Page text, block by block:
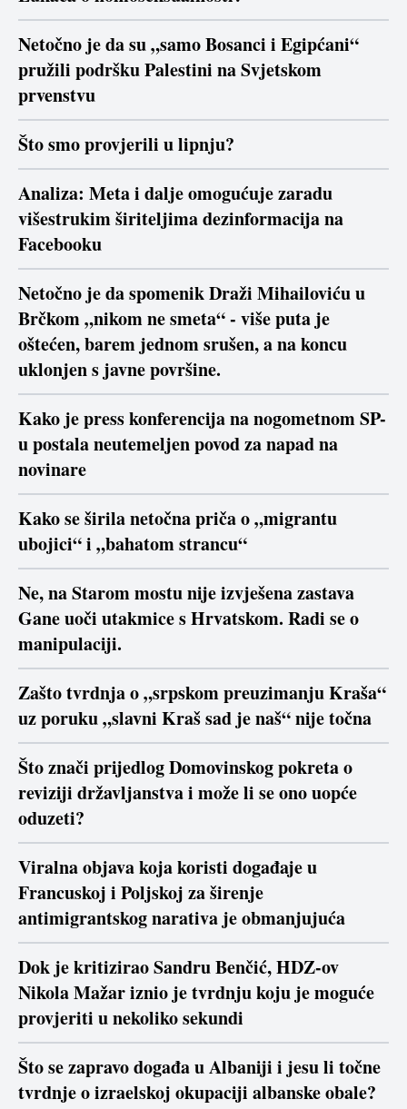
Netočno je da su „samo Bosanci i Egipćani“
pružili podršku Palestini na Svjetskom
prvenstvu
Što smo provjerili u lipnju?
Analiza: Meta i dalje omogućuje zaradu
višestrukim širiteljima dezinformacija na
Facebooku
Netočno je da spomenik Draži Mihailoviću u
Brčkom „nikom ne smeta“ - više puta je
oštećen, barem jednom srušen, a na koncu
uklonjen s javne površine.
Kako je press konferencija na nogometnom SP-
u postala neutemeljen povod za napad na
novinare
Kako se širila netočna priča o „migrantu
ubojici“ i „bahatom strancu“
Ne, na Starom mostu nije izvješena zastava
Gane uoči utakmice s Hrvatskom. Radi se o
manipulaciji.
Zašto tvrdnja o „srpskom preuzimanju Kraša“
uz poruku „slavni Kraš sad je naš“ nije točna
Što znači prijedlog Domovinskog pokreta o
reviziji državljanstva i može li se ono uopće
oduzeti?
Viralna objava koja koristi događaje u
Francuskoj i Poljskoj za širenje
antimigrantskog narativa je obmanjujuća
Dok je kritizirao Sandru Benčić, HDZ-ov
Nikola Mažar iznio je tvrdnju koju je moguće
provjeriti u nekoliko sekundi
Što se zapravo događa u Albaniji i jesu li točne
tvrdnje o izraelskoj okupaciji albanske obale?